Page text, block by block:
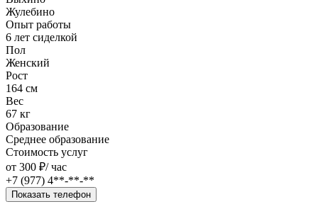
Жулебино
Опыт работы
6 лет сиделкой
Пол
Женский
Рост
164 см
Вес
67 кг
Образование
Среднее образование
Стоимость услуг
от 300 ₽/час
+7 (977) 4**-**-**
Показать телефон